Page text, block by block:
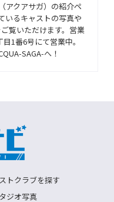
アクアサガ）の紹介ペ
いるキャストの写真や
覧いただけます。営業
1番6号にて営業中。
SAGA-へ！
トクラブを探す
ジオ写真